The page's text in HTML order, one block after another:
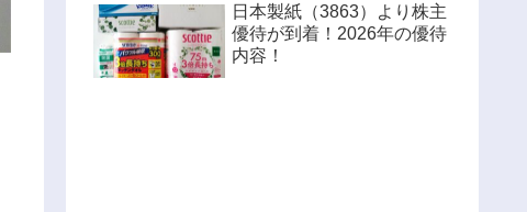
日本製紙（3863）より株主
優待が到着！2026年の優待
内容！